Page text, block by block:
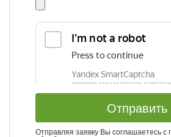
Отправить
Отправляя заявку Вы соглашаетесь с